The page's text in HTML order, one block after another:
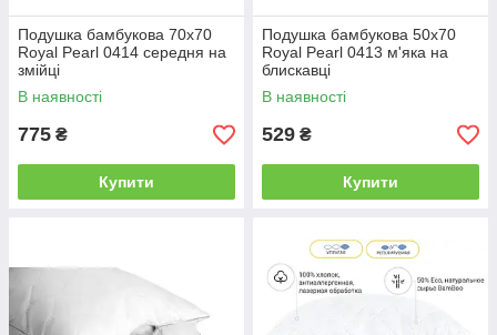
Подушка бамбукова 70х70
Royal Pearl 0414 середня на
змійці
В наявності
775 ₴
Купити
Подушка бамбукова 50х70
Royal Pearl 0413 м'яка на
блискавці
В наявності
529 ₴
Купити